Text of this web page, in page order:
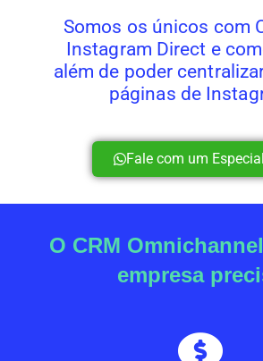
Somos os únicos com
Instagram Direct e
além de poder
páginas de
Fale com um
O CRM
empresa